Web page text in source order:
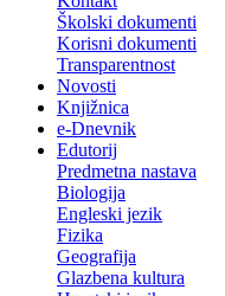
Školski dokumenti
Korisni dokumenti
Transparentnost
Novosti
Knjižnica
e-Dnevnik
Edutorij
Predmetna nastava
Biologija
Engleski jezik
Fizika
Geografija
Glazbena kultura